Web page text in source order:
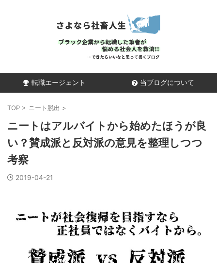
転職エージェント 当ブログについて
TOP > ニート脱出 >
ニートはアルバイトから始めたほうが良
い？賛成派と反対派の意見を整理しつつ
考察
2019-04-21